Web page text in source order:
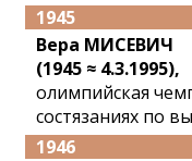
1945
Вера МИСЕВИЧ
(1945 ≈ 4.3.1995),
олимпийская
состязаниях по
1946